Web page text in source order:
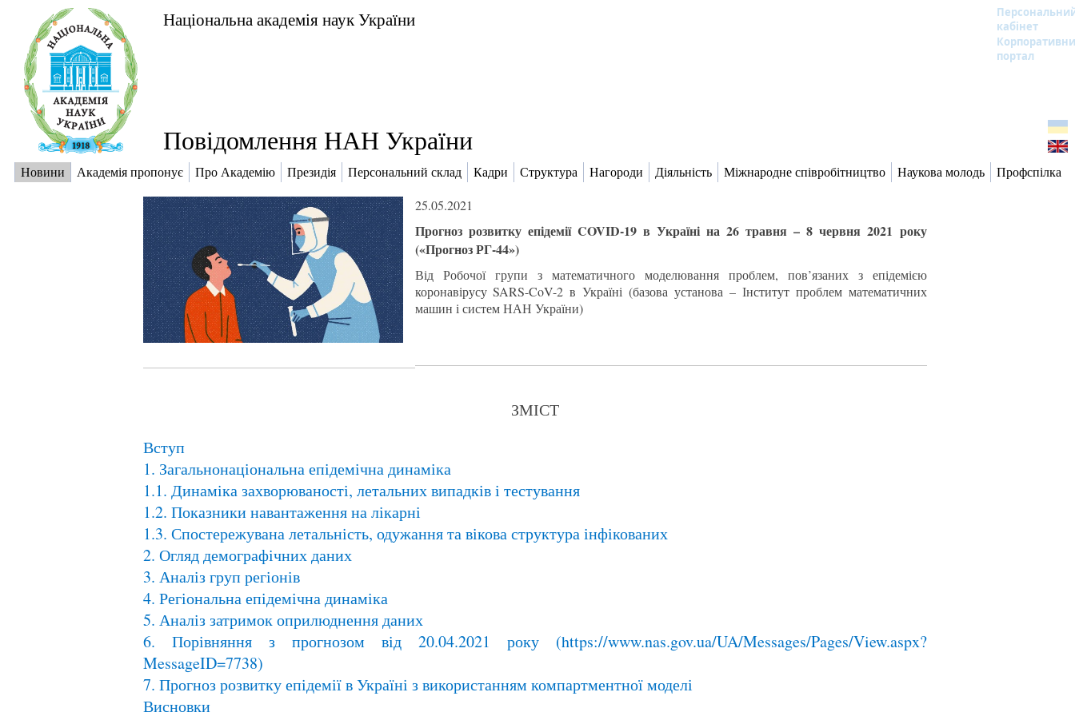
Національна академія наук України
кабінет
портал
Повідомлення НАН України
Новини Академія пропонує Про Академію Президія Персональний склад Кадри Структура Нагороди Діяльність Міжнародне співробітництво Наукова молодь Профспілка
25.05.2021
Прогноз розвитку епідемії COVID-19 в Україні на 26 травня – 8 червня 2021 року
(«Прогноз РГ-44»)
Від Робочої групи з математичного моделювання проблем, пов’язаних з епідемією
коронавірусу SARS-CoV-2 в Україні (базова установа – Інститут проблем математичних
машин і систем НАН України)
ЗМІСТ
Вступ
1. Загальнонаціональна епідемічна динаміка
1.1. Динаміка захворюваності, летальних випадків і тестування
1.2. Показники навантаження на лікарні
1.3. Спостережувана летальність, одужання та вікова структура інфікованих
2. Огляд демографічних даних
3. Аналіз груп регіонів
4. Регіональна епідемічна динаміка
5. Аналіз затримок оприлюднення даних
6. Порівняння з прогнозом від 20.04.2021 року (https://www.nas.gov.ua/UA/Messages/Pages/View.aspx?
MessageID=7738)
7. Прогноз розвитку епідемії в Україні з використанням компартментної моделі
Висновки